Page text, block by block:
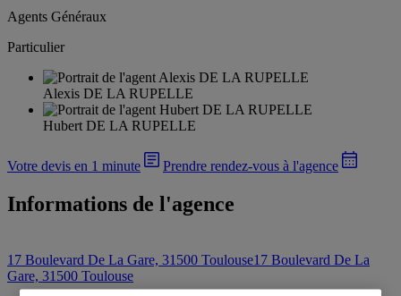
Agents Généraux
Particulier
Alexis DE LA RUPELLE
Hubert DE LA RUPELLE
Votre devis en 1 minute Prendre rendez-vous à l'agence
Informations de l'agence
17 Boulevard De La Gare, 31500 Toulouse17 Boulevard De La
Gare, 31500 Toulouse